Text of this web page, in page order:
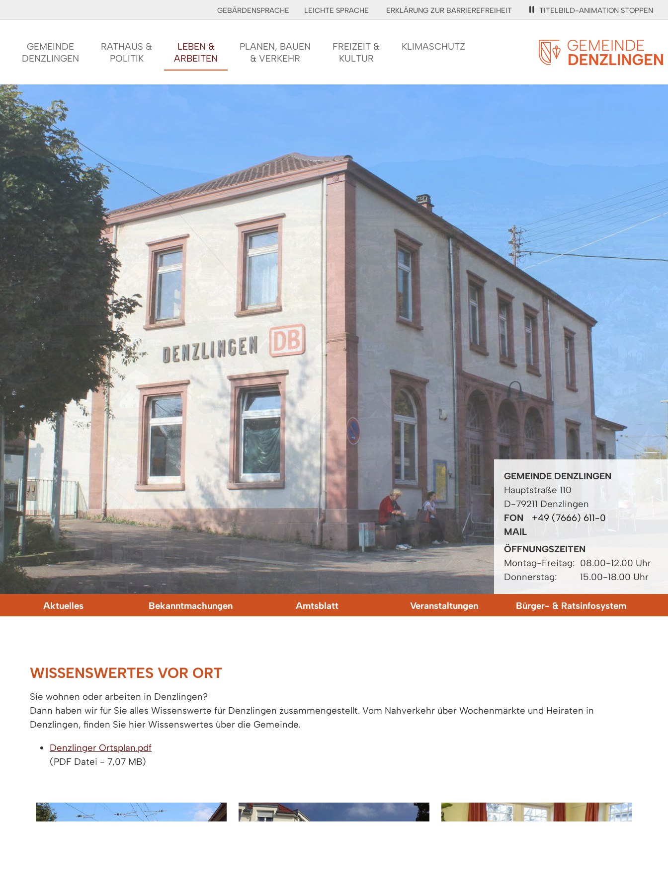
GEBÄRDENSPRACHE LEICHTE SPRACHE ERKLÄRUNG ZUR BARRIEREFREIHEIT TITELBILD-ANIMATION STOPPEN
GEMEINDE
DENZLINGEN
RATHAUS &
POLITIK
LEBEN &
ARBEITEN
PLANEN, BAUEN
& VERKEHR
FREIZEIT &
KULTUR
KLIMASCHUTZ
GEMEINDE DENZLINGEN
Hauptstraße 110
D-79211 Denzlingen
FON
+49 (7666) 611-0
MAIL
ÖFFNUNGSZEITEN
Montag-Freitag: 08.00-12.00 Uhr
Donnerstag:
15.00-18.00 Uhr
Aktuelles Bekanntmachungen Amtsblatt Veranstaltungen Bürger- & Ratsinfosystem
WISSENSWERTES VOR ORT
Sie wohnen oder arbeiten in Denzlingen?
Dann haben wir für Sie alles Wissenswerte für Denzlingen zusammengestellt. Vom Nahverkehr über Wochenmärkte und Heiraten in
Denzlingen, finden Sie hier Wissenswertes über die Gemeinde.
Denzlinger Ortsplan.pdf
(PDF Datei - 7,07 MB)